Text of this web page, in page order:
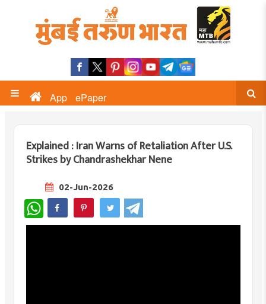
App ePaper
Explained : Iran Warns of Retaliation After U.S.
Strikes by Chandrashekhar Nene
02-Jun-2026
WhatsApp